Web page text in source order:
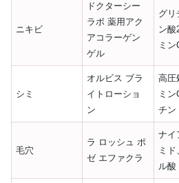
ニキビ
ドクターシー
ラボ 薬用アク
アコラーゲン
ゲル
グリ
ン酸
ミ
シミ
オルビス ブラ
イトローショ
ン
高圧
ミ
チン
毛穴
ラ ロッシュ ポ
ゼ エファクラ
ナイ
ミ
ル酸